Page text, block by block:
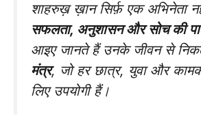
शाहरुख़ ख़ान सिर्फ़ एक अभिनेता
सफलता, अनुशासन और सोच की
आइए जानते हैं उनके जीवन से
मंत्र, जो हर छात्र, युवा और
लिए उपयोगी हैं।